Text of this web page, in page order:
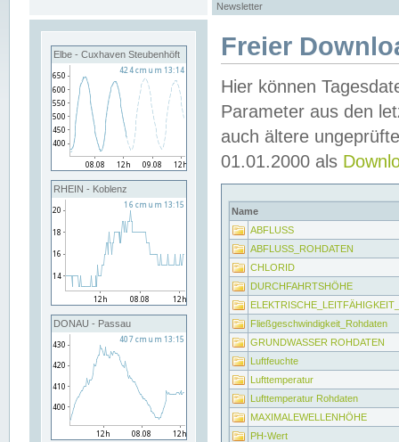
Newsletter
Elbe - Cuxhaven Steubenhöft
RHEIN - Koblenz
DONAU - Passau
Freier
Hier können
Parameter aus den
auch ältere
01.01.2000 als
Name
ABFLUSS
ABFLUSS_ROHDATEN
CHLORID
DURCHFAHRTSHÖHE
Fließgeschwindigkeit_Rohdaten
GRUNDWASSER ROHDATEN
Luftfeuchte
Lufttemperatur
Lufttemperatur Rohdaten
MAXIMALEWELLENHÖHE
PH-Wert